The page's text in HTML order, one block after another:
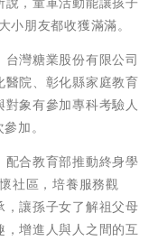
朋友都收獲滿滿。
灣糖業股份有限公司
院、彰化縣家庭教育
象有參加專科考驗人
加。
合教育部推動終身學
社區，培養服務觀
讓孫子女了解祖父母
增進人與人之間的互